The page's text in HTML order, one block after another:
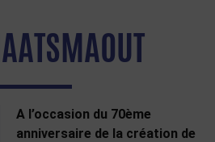
A l’occasion du 70ème
anniversaire de la création de